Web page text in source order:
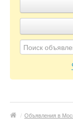
/ Объявления в